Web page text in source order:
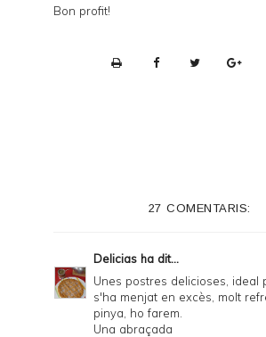
Bon profit!
i
e
27 COMENTARIS:
Delicias ha dit...
Unes postres delicioses, ideal
s'ha menjat en excès, molt
pinya, ho farem.
Una abraçada